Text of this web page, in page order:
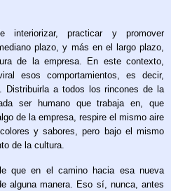
interiorizar, practicar y promover
plazo, y más en el largo plazo,
de la empresa. En este contexto,
esos comportamientos, es decir,
Distribuirla a todos los rincones de la
ser humano que trabaja en, que
de la empresa, respire el mismo aire
y sabores, pero bajo el mismo
de la cultura.
que en el camino hacia esa nueva
alguna manera. Eso sí, nunca, antes